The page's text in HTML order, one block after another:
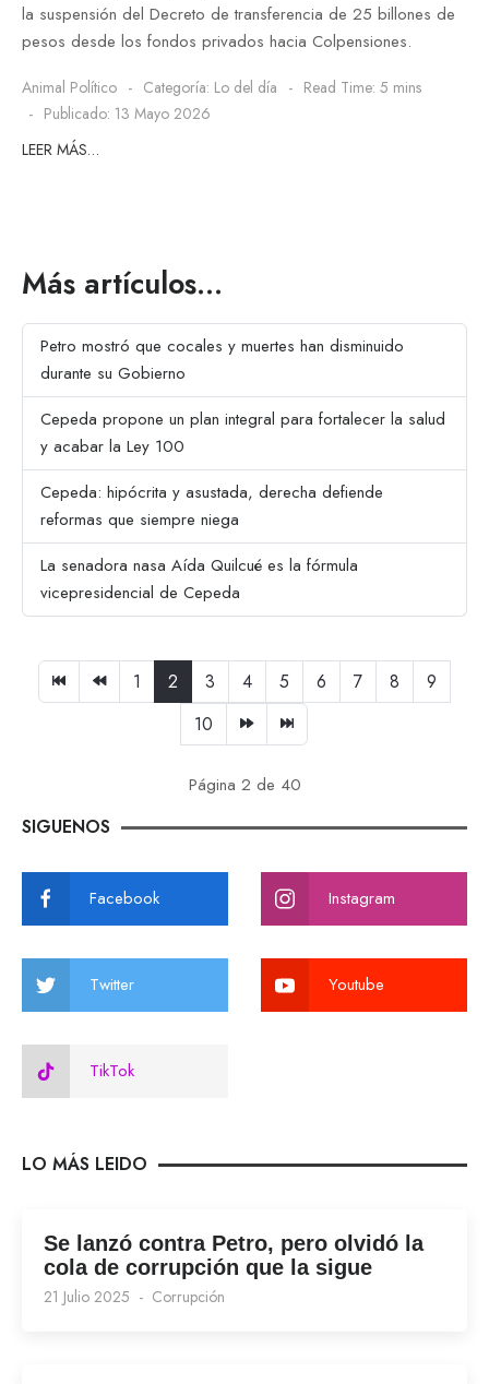
la suspensión del Decreto de transferencia de 25 billones de
pesos desde los fondos privados hacia Colpensiones.
Animal Político Categoría: Lo del día
Read Time: 5 mins
Publicado: 13 Mayo 2026
LEER MÁS…
Más artículos…
Petro mostró que cocales y muertes han disminuido
durante su Gobierno
Cepeda propone un plan integral para fortalecer la salud
y acabar la Ley 100
Cepeda: hipócrita y asustada, derecha defiende
reformas que siempre niega
La senadora nasa Aída Quilcué es la fórmula
vicepresidencial de Cepeda
1 2 3 4 5 6 7 8
9
10
Página 2 de 40
SIGUENOS
Facebook Instagram
Twitter Youtube
TikTok
LO MÁS LEIDO
Se lanzó contra Petro, pero olvidó la
cola de corrupción que la sigue
21 Julio 2025 Corrupción